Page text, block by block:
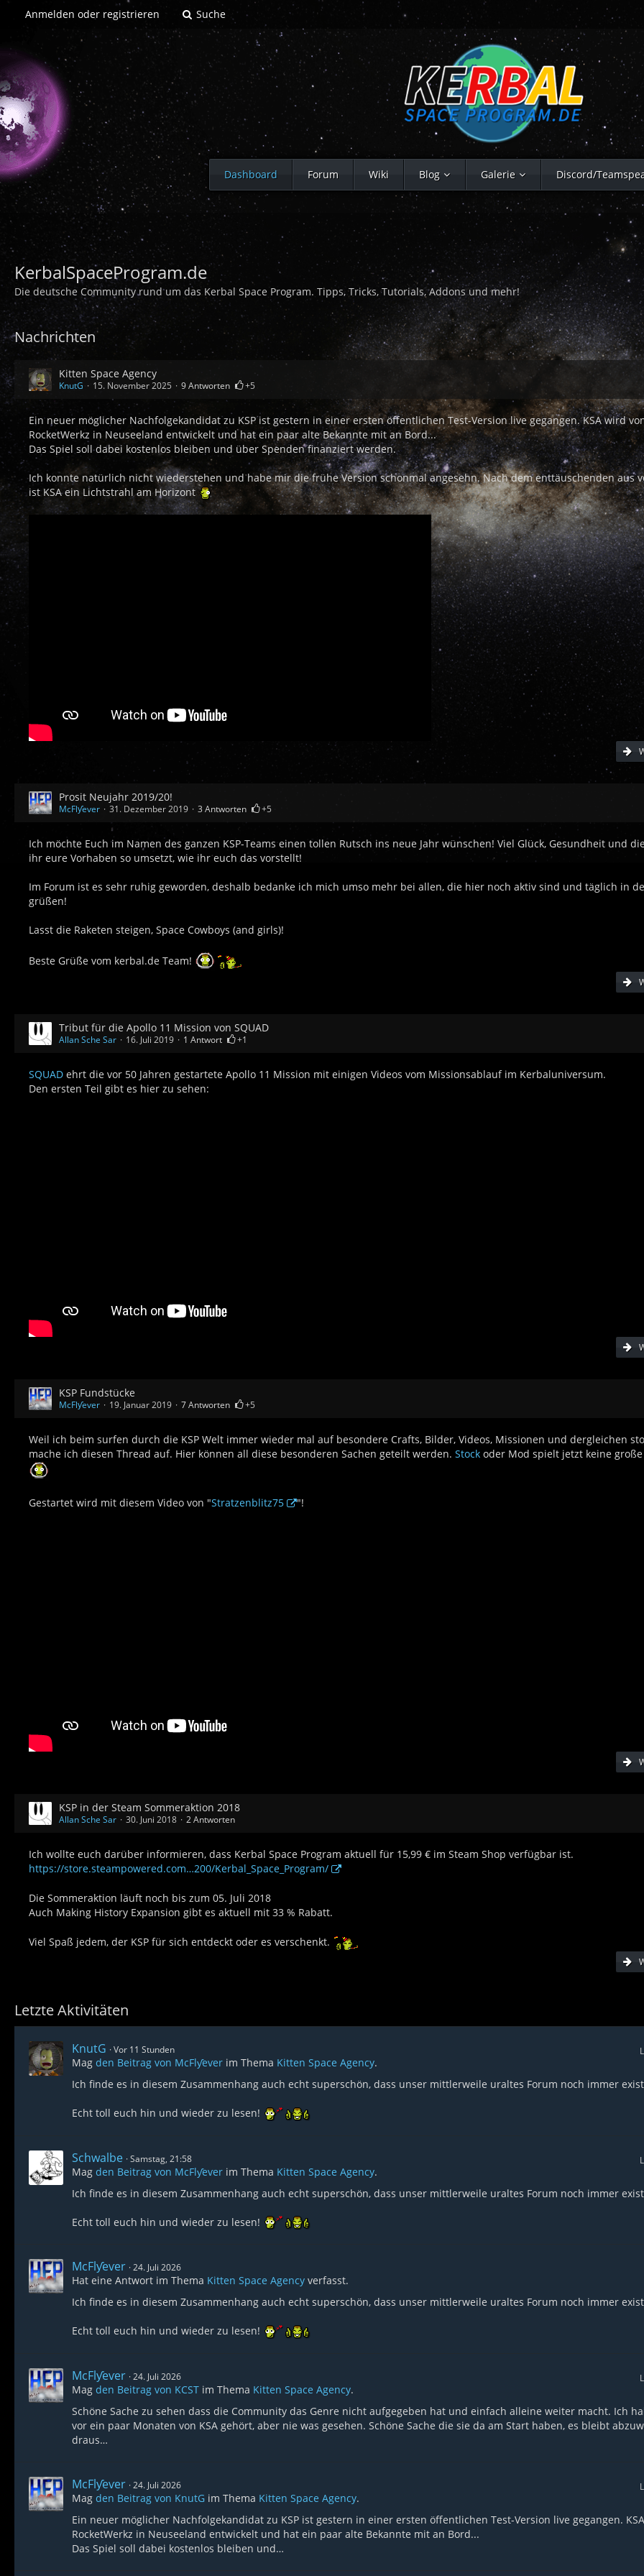
Anmelden oder registrieren Suche
Dashboard Forum Wiki Blog Galerie Discord/
KerbalSpaceProgram.de
Die deutsche Community rund um das Kerbal Space Program. Tipps, Tricks, Tutorials, Addons und mehr!
Nachrichten
Kitten Space Agency
KnutG 15. November 2025 9 Antworten +5
Ein neuer möglicher Nachfolgekandidat zu KSP ist gestern in einer ersten öffentlichen Test-Version live gegangen. KSA wird
RocketWerkz in Neuseeland entwickelt und hat ein paar alte Bekannte mit an Bord...
Das Spiel soll dabei kostenlos bleiben und über Spenden finanziert werden.
Ich konnte natürlich nicht wiederstehen und habe mir die frühe Version schonmal angesehn. Nach dem enttäuschenden aus
ist KSA ein Lichtstrahl am Horizont
Prosit Neujahr 2019/20!
McFlƴeѵer 31. Dezember 2019 3 Antworten +5
Ich möchte Euch im Namen des ganzen KSP-Teams einen tollen Rutsch ins neue Jahr wünschen! Viel Glück, Gesundheit und
ihr eure Vorhaben so umsetzt, wie ihr euch das vorstellt!
Im Forum ist es sehr ruhig geworden, deshalb bedanke ich mich umso mehr bei allen, die hier noch aktiv sind und täglich in
grüßen!
Lasst die Raketen steigen, Space Cowboys (and girls)!
Beste Grüße vom kerbal.de Team!
Tribut für die Apollo 11 Mission von SQUAD
Allan Sche Sar 16. Juli 2019 1 Antwort +1
SQUAD ehrt die vor 50 Jahren gestartete Apollo 11 Mission mit einigen Videos vom Missionsablauf im Kerbaluniversum.
Den ersten Teil gibt es hier zu sehen:
KSP Fundstücke
McFlƴeѵer 19. Januar 2019 7 Antworten +5
Weil ich beim surfen durch die KSP Welt immer wieder mal auf besondere Crafts, Bilder, Videos, Missionen und dergleichen
mache ich diesen Thread auf. Hier können all diese besonderen Sachen geteilt werden. Stock oder Mod spielt jetzt keine große
Gestartet wird mit diesem Video von "Stratzenblitz75 "!
KSP in der Steam Sommeraktion 2018
Allan Sche Sar 30. Juni 2018 2 Antworten
Ich wollte euch darüber informieren, dass Kerbal Space Program aktuell für 15,99 € im Steam Shop verfügbar ist.
https://store.steampowered.com…200/Kerbal_Space_Program/
Die Sommeraktion läuft noch bis zum 05. Juli 2018
Auch Making History Expansion gibt es aktuell mit 33 % Rabatt.
Viel Spaß jedem, der KSP für sich entdeckt oder es verschenkt.
Letzte Aktivitäten
KnutG Vor 11 Stunden
Mag den Beitrag von McFlƴeѵer im Thema Kitten Space Agency.
Ich finde es in diesem Zusammenhang auch echt superschön, dass unser mittlerweile uraltes Forum noch immer
Echt toll euch hin und wieder zu lesen!
Schwalbe Samstag, 21:58
Mag den Beitrag von McFlƴeѵer im Thema Kitten Space Agency.
Ich finde es in diesem Zusammenhang auch echt superschön, dass unser mittlerweile uraltes Forum noch immer
Echt toll euch hin und wieder zu lesen!
McFlƴeѵer 24. Juli 2026
Hat eine Antwort im Thema Kitten Space Agency verfasst.
Ich finde es in diesem Zusammenhang auch echt superschön, dass unser mittlerweile uraltes Forum noch immer
Echt toll euch hin und wieder zu lesen!
McFlƴeѵer 24. Juli 2026
Mag den Beitrag von KCST im Thema Kitten Space Agency.
Schöne Sache zu sehen dass die Community das Genre nicht aufgegeben hat und einfach alleine weiter macht. Ich
vor ein paar Monaten von KSA gehört, aber nie was gesehen. Schöne Sache die sie da am Start haben, es bleibt
draus…
McFlƴeѵer 24. Juli 2026
Mag den Beitrag von KnutG im Thema Kitten Space Agency.
Ein neuer möglicher Nachfolgekandidat zu KSP ist gestern in einer ersten öffentlichen Test-Version live gegangen.
RocketWerkz in Neuseeland entwickelt und hat ein paar alte Bekannte mit an Bord...
Das Spiel soll dabei kostenlos bleiben und…